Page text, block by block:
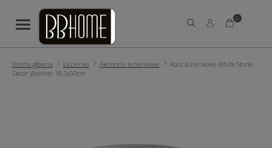
0
Strona główna Łazienka Akcesoria łazienkowe
Kosz łazienkowy White Stone
Decor Walther 18,5x30cm